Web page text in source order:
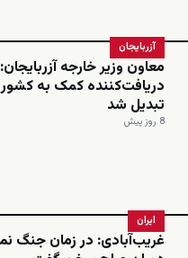
آزربایجان
معاون وزیر خارجه آزربایجان:
دریافت‌کننده کمک به کشور
تبدیل شد
8 روز پیش
ایران
غریب‌آبادی: در زمان جنگ